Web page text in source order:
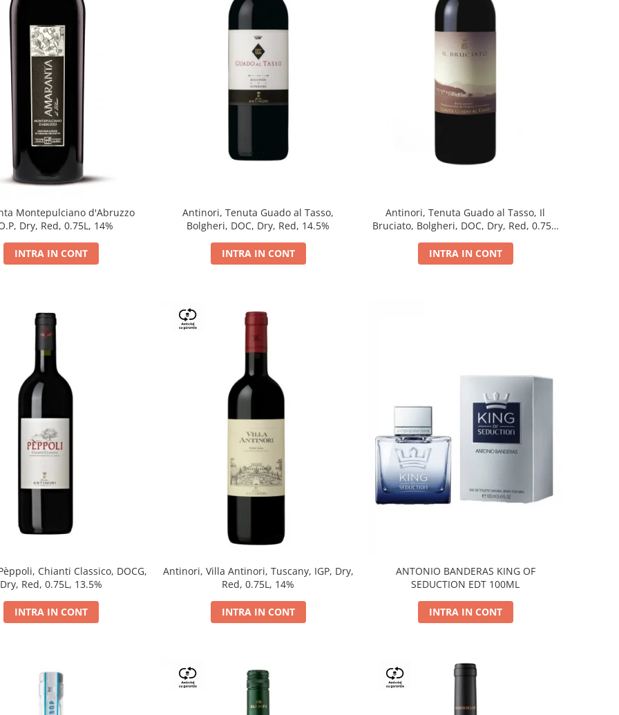
Montepulciano d'Abruzzo
Dry, Red, 0.75L, 14%
INTRA IN CONT
Antinori, Tenuta Guado al Tasso,
Bolgheri, DOC, Dry, Red, 14.5%
INTRA IN CONT
Antinori, Tenuta Guado al Tasso, Il
Bruciato, Bolgheri, DOC, Dry, Red, 0.75L,
INTRA IN CONT
Chianti Classico, DOCG,
Dry, Red, 0.75L, 13.5%
INTRA IN CONT
Antinori, Villa Antinori, Tuscany, IGP, Dry,
Red, 0.75L, 14%
INTRA IN CONT
ANTONIO BANDERAS KING OF
SEDUCTION EDT 100ML
INTRA IN CONT